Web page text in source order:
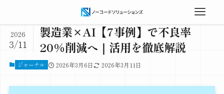
製造業×AI【7事例】で不良率
20%削減へ｜活用を徹底解説
2026
3/11
ジャーナル 2026年3月6日 2026年3月11日